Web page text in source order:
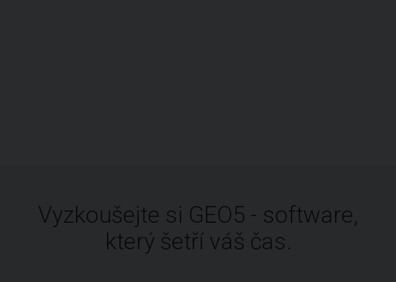
Vyzkoušejte si GEO5 - software,
který šetří váš čas.